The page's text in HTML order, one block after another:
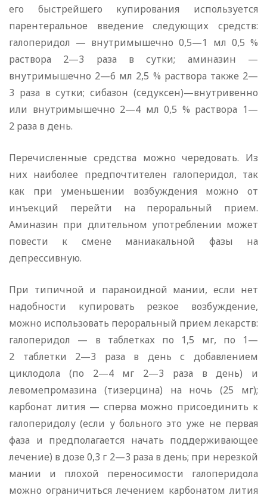
его быстрейшего купирования используется
парентеральное введение следующих средств:
галоперидол — внутримышечно 0,5—1 мл 0,5 %
раствора 2—3 раза в сутки; аминазин —
внутримышечно 2—6 мл 2,5 % раствора также 2—
3 раза в сутки; сибазон (седуксен)—внутривенно
или внутримышечно 2—4 мл 0,5 % раствора 1—
2 раза в день.
Перечисленные средства можно чередовать. Из
них наиболее предпочтителен галоперидол, так
как при уменьшении возбуждения можно от
инъекций перейти на пероральный прием.
Аминазин при длительном употреблении может
повести к смене маниакальной фазы на
депрессивную.
При типичной и параноидной мании, если нет
надобности купировать резкое возбуждение,
можно использовать пероральный прием лекарств:
галоперидол — в таблетках по 1,5 мг, по 1—
2 таблетки 2—3 раза в день с добавлением
циклодола (по 2—4 мг 2—3 раза в день) и
левомепромазина (тизерцина) на ночь (25 мг);
карбонат лития — сперва можно присоединить к
галоперидолу (если у больного это уже не первая
фаза и предполагается начать поддерживающее
лечение) в дозе 0,3 г 2—3 раза в день; при нерезкой
мании и плохой переносимости галоперидола
можно ограничиться лечением карбонатом лития